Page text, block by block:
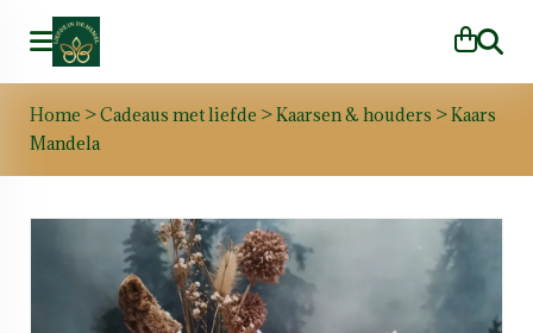
Home >Cadeaus met liefde >Kaarsen & houders >Kaars
Mandela